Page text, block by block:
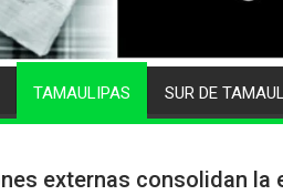
TAMAULIPAS SUR DE
externas consolidan la